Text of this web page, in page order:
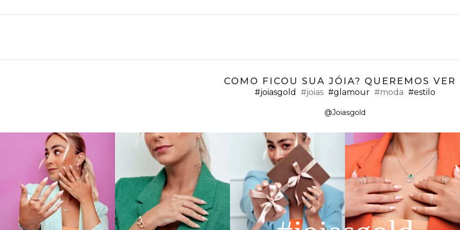
COMO FICOU SUA JÓIA? QUEREMOS VER
#joiasgold #joias #glamour #moda #estilo
@Joiasgold